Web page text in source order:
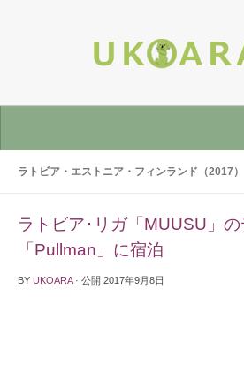
ラトビア・エストニア・フィンランド（2017）
ラトビア･リガ「MUUSU」の
「Pullman」に宿泊
BY UKOARA · 公開 2017年9月8日